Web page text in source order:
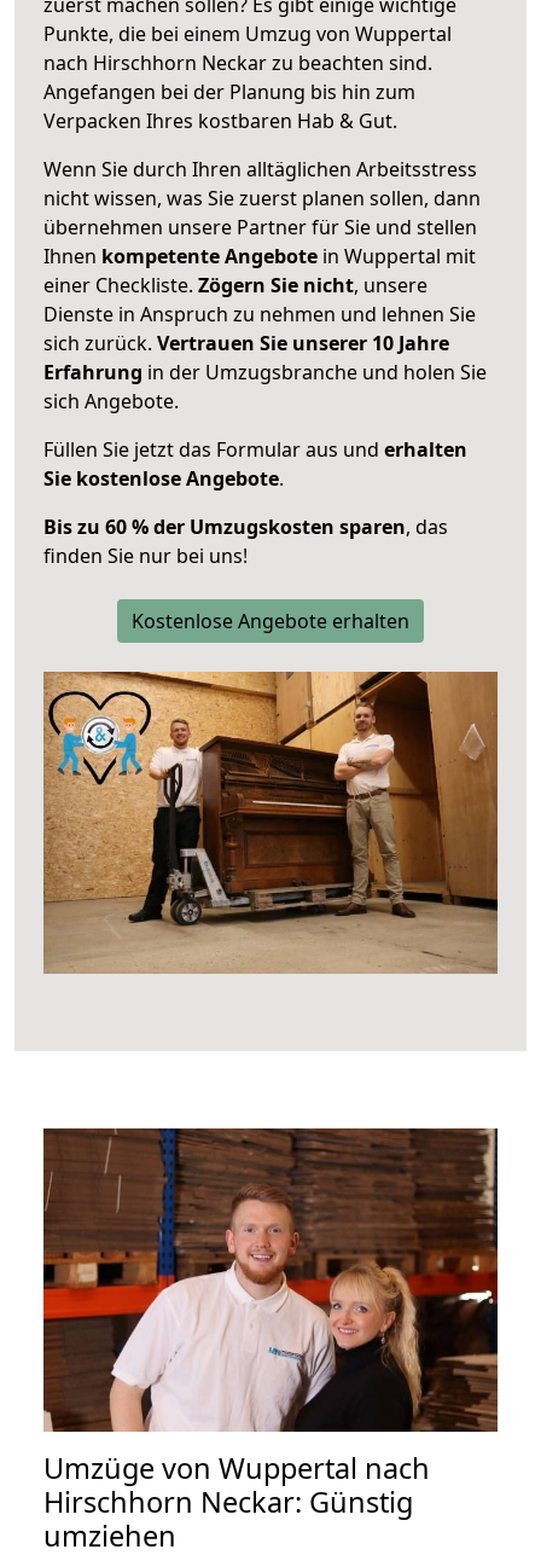
Punkte, die bei einem Umzug von Wuppertal
nach Hirschhorn Neckar zu beachten sind.
Angefangen bei der Planung bis hin zum
Verpacken Ihres kostbaren Hab & Gut.
Wenn Sie durch Ihren alltäglichen Arbeitsstress
nicht wissen, was Sie zuerst planen sollen, dann
übernehmen unsere Partner für Sie und stellen
Ihnen kompetente Angebote in Wuppertal mit
einer Checkliste. Zögern Sie nicht, unsere
Dienste in Anspruch zu nehmen und lehnen Sie
sich zurück. Vertrauen Sie unserer 10 Jahre
Erfahrung in der Umzugsbranche und holen Sie
sich Angebote.
Füllen Sie jetzt das Formular aus und erhalten
Sie kostenlose Angebote.
Bis zu 60 % der Umzugskosten sparen, das
finden Sie nur bei uns!
Kostenlose Angebote erhalten
Umzüge von Wuppertal nach
Hirschhorn Neckar: Günstig
umziehen